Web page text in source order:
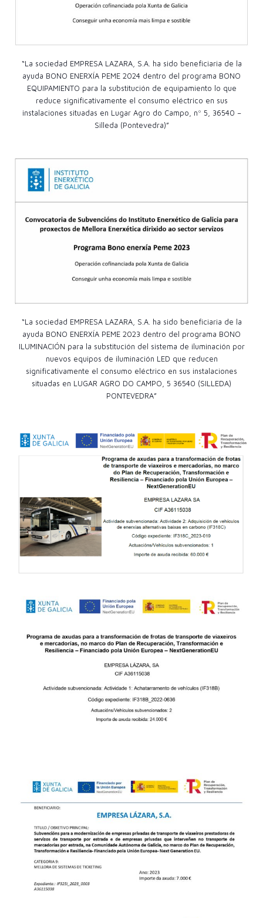
“La sociedad EMPRESA LAZARA, S.A. ha sido beneficiaria de la
ayuda BONO ENERXÍA PEME 2024 dentro del programa BONO
EQUIPAMIENTO para la substitución de equipamiento lo que
reduce significativamente el consumo eléctrico en sus
instalaciones situadas en Lugar Agro do Campo, nº 5, 36540 –
Silleda (Pontevedra)”
“La sociedad EMPRESA LAZARA, S.A. ha sido beneficiaria de la
ayuda BONO ENERXÍA PEME 2023 dentro del programa BONO
ILUMINACIÓN para la substitución del sistema de iluminación por
nuevos equipos de iluminación LED que reducen
significativamente el consumo eléctrico en sus instalaciones
situadas en LUGAR AGRO DO CAMPO, 5 36540 (SILLEDA)
PONTEVEDRA”